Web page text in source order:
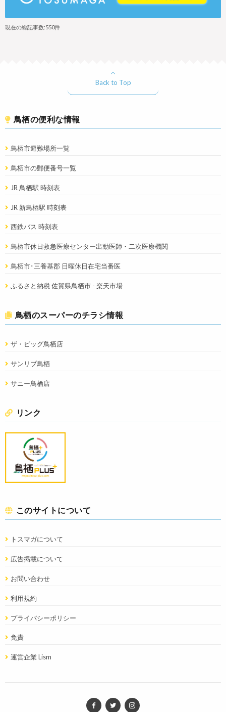
現在の総記事数:550件
Back to Top
鳥栖の便利な情報
鳥栖市避難場所一覧
鳥栖市の郵便番号一覧
JR 鳥栖駅 時刻表
JR 新鳥栖駅 時刻表
西鉄バス 時刻表
鳥栖市休日救急医療センター出動医師・二次医療機関
鳥栖市･三養基郡 日曜休日在宅当番医
ふるさと納税 佐賀県鳥栖市 - 楽天市場
鳥栖のスーパーのチラシ情報
ザ・ビッグ鳥栖店
サンリブ鳥栖
サニー鳥栖店
リンク
このサイトについて
トスマガについて
広告掲載について
お問い合わせ
利用規約
プライバシーポリシー
免責
運営企業 Lism